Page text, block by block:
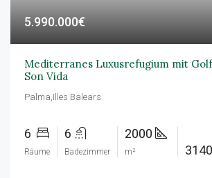
5.990.000€
Mediterranes Luxusrefugium mit
Son Vida
Palma,Illes Balears
6
Räume
6
Badezimmer
2000
m² 3140